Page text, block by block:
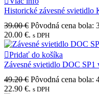
Historické závesné svietidlo
39.00€ Pôvodná cena bola:
20.00 €. s DPH
Pridať do košíka
Závesné svietidlo DOC SP1
49.20€ Pôvodná cena bola:
22.90 €. s DPH